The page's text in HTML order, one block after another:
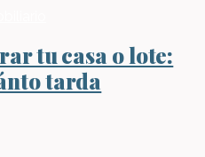
tu casa o lote:
tarda